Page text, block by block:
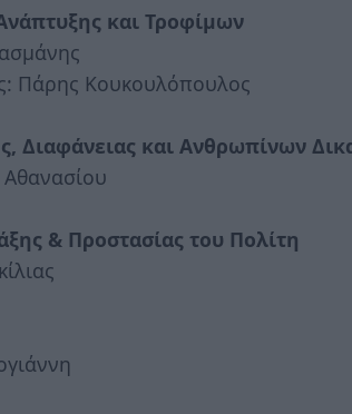
και Τροφίμων
Πάρης Κουκουλόπουλος
Διαφάνειας και Ανθρωπίνων
& Προστασίας του Πολίτη